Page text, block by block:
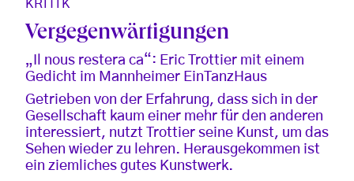
KRITIK
Vergegenwärtigungen
„Il nous restera ca“: Eric Trottier mit einem
Gedicht im Mannheimer EinTanzHaus
Getrieben von der Erfahrung, dass sich in der
Gesellschaft kaum einer mehr für den anderen
interessiert, nutzt Trottier seine Kunst, um das
Sehen wieder zu lehren. Herausgekommen ist
ein ziemliches gutes Kunstwerk.